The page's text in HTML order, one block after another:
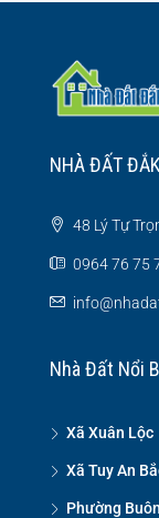
NHÀ ĐẤT
48 Lý Tự
0964 76 75
Nhà Đất Nổi
Xã Xuân Lộc
Xã Tuy An
Phường